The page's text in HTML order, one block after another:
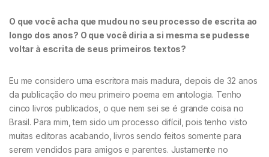
O que você acha que mudou no seu processo de escrita ao
longo dos anos? O que você diria a si mesma se pudesse
voltar à escrita de seus primeiros textos?
Eu me considero uma escritora mais madura, depois de 32 anos
da publicação do meu primeiro poema em antologia. Tenho
cinco livros publicados, o que nem sei se é grande coisa no
Brasil. Para mim, tem sido um processo difícil, pois tenho visto
muitas editoras acabando, livros sendo feitos somente para
serem vendidos para amigos e parentes. Justamente no